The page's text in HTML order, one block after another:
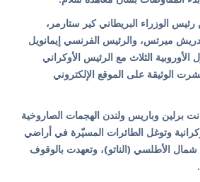
الوزراء البريطاني كير ستارمر،
ميرتس، والرئيس الفرنسي إيمانويل
الثلاث مع الرئيس الأوكراني
الوثيقة على الموقع الإلكتروني
برلين وباريس ولندن الهجمات الصاروخية
وتوغل الطائرات المسيّرة في أراضي
الأطلسي (الناتو)، وتعهدت بالوقوف